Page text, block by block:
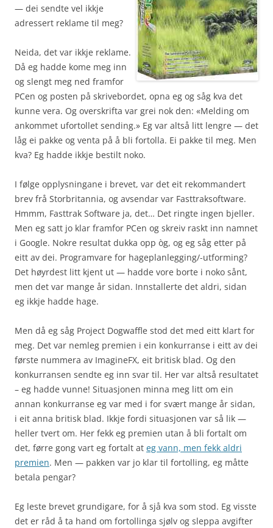
— dei sendte vel ikkje
adressert reklame til meg?
Neida, det var ikkje reklame.
Då eg hadde kome meg inn
og slengt meg ned framfor
PCen og posten på skrivebordet, opna eg og såg kva det
kunne vera. Og overskrifta var grei nok den: «Melding om
ankommet ufortollet sending.» Eg var altså litt lengre — det
låg ei pakke og venta på å bli fortolla. Ei pakke til meg. Men
kva? Eg hadde ikkje bestilt noko.
I følge opplysningane i brevet, var det eit rekommandert
brev frå Storbritannia, og avsendar var Fasttraksoftware.
Hmmm, Fasttrak Software ja, det… Det ringte ingen bjeller.
Men eg satt jo klar framfor PCen og skreiv raskt inn namnet
i Google. Nokre resultat dukka opp òg, og eg såg etter på
eitt av dei. Programvare for hageplanlegging/-utforming?
Det høyrdest litt kjent ut — hadde vore borte i noko sånt,
men det var mange år sidan. Innstallerte det aldri, sidan
eg ikkje hadde hage.
Men då eg såg Project Dogwaffle stod det med eitt klart for
meg. Det var nemleg premien i ein konkurranse i eitt av dei
første nummera av ImagineFX, eit britisk blad. Og den
konkurransen sendte eg inn svar til. Her var altså resultatet
– eg hadde vunne! Situasjonen minna meg litt om ein
annan konkurranse eg var med i for svært mange år sidan,
i eit anna britisk blad. Ikkje fordi situasjonen var så lik —
heller tvert om. Her fekk eg premien utan å bli fortalt om
det, førre gong vart eg fortalt at eg vann, men fekk aldri
premien. Men — pakken var jo klar til fortolling, eg måtte
betala pengar?
Eg leste brevet grundigare, for å sjå kva som stod. Eg visste
det er råd å ta hand om fortollinga sjølv og sleppa avgifter